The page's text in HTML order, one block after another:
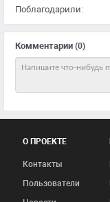
Комментарии (0)
Поблагодарили:
О ПРОЕКТЕ
Контакты
Пользователи